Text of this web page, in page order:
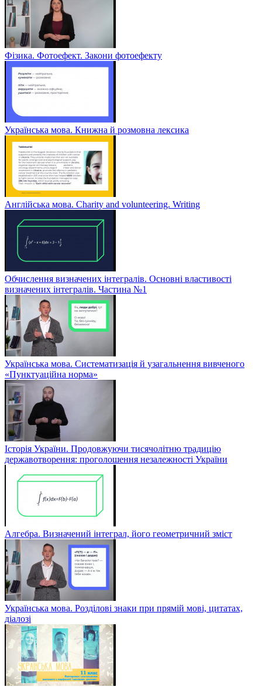
Фізика. Фотоефект. Закони фотоефекту
Українська мова. Книжна й розмовна лексика
Англійська мова. Charity and volunteering. Writing
Обчислення визначених інтегралів. Основні властивості
визначених інтегралів. Частина №1
Українська мова. Систематизація й узагальнення вивченого
«Пунктуаційна норма»
Історія України. Продовжуючи тисячолітню традицію
державотворення: проголошення незалежності України
Алгебра. Визначений інтеграл, його геометричний зміст
Українська мова. Розділові знаки при прямій мові, цитатах,
діалозі